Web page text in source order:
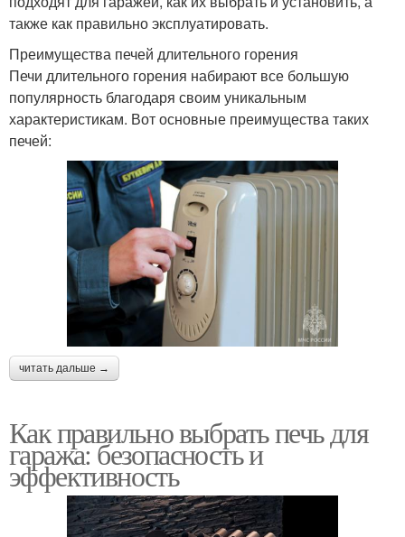
также как правильно эксплуатировать.
Преимущества печей длительного горения
Печи длительного горения набирают все большую
популярность благодаря своим уникальным
характеристикам. Вот основные преимущества таких
печей:
читать дальше →
Как правильно выбрать печь для
гаража: безопасность и
эффективность